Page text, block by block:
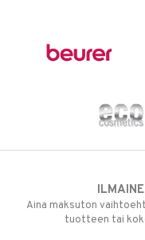
Aina maksuton
tuotteen tai